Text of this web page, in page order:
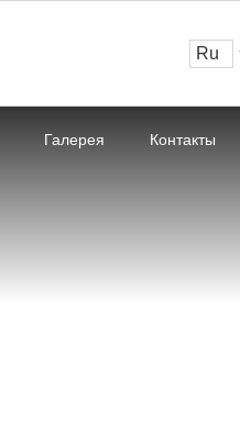
ru
Галерея Контакты